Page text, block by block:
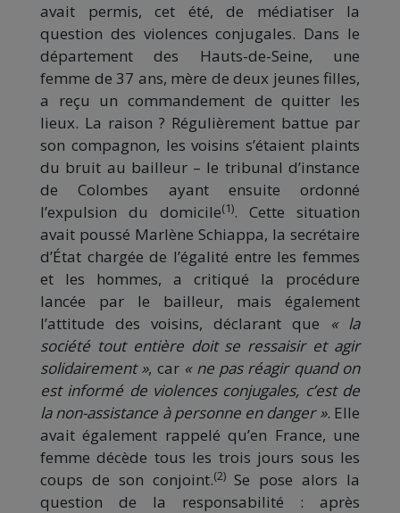
avait permis, cet été, de médiatiser la
question des violences conjugales. Dans le
département des Hauts-de-Seine, une
femme de 37 ans, mère de deux jeunes filles,
a reçu un commandement de quitter les
lieux. La raison ? Régulièrement battue par
son compagnon, les voisins s’étaient plaints
du bruit au bailleur – le tribunal d’instance
de Colombes ayant ensuite ordonné
l’expulsion du domicile(1). Cette situation
avait poussé Marlène Schiappa, la secrétaire
d’État chargée de l’égalité entre les femmes
et les hommes, a critiqué la procédure
lancée par le bailleur, mais également
l’attitude des voisins, déclarant que « la
société tout entière doit se ressaisir et agir
solidairement », car « ne pas réagir quand on
est informé de violences conjugales, c’est de
la non-assistance à personne en danger ». Elle
avait également rappelé qu’en France, une
femme décède tous les trois jours sous les
coups de son conjoint.(2)Se pose alors la
question de la responsabilité : après